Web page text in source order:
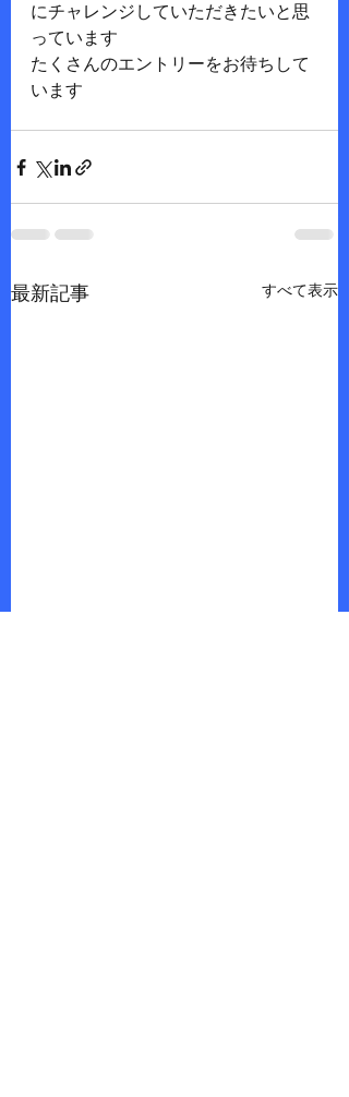
にチャレンジしていただきたいと思
っています
たくさんのエントリーをお待ちして
います
最新記事 すべて表示